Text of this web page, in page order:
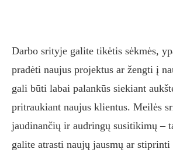
Darbo srityje galite tikėtis sėkmės,
pradėti naujus projektus ar žengti į
gali būti labai palankūs siekiant
pritraukiant naujus klientus. Meilės
jaudinančių ir audringų susitikimų –
galite atrasti naujų jausmų ar stiprinti